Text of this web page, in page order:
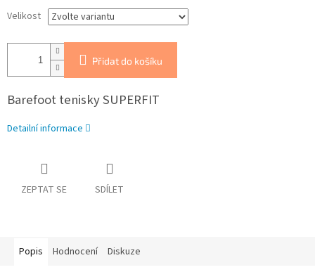
Velikost
Přidat do košíku
Barefoot tenisky SUPERFIT
Detailní informace
ZEPTAT SE SDÍLET
Popis Hodnocení Diskuze